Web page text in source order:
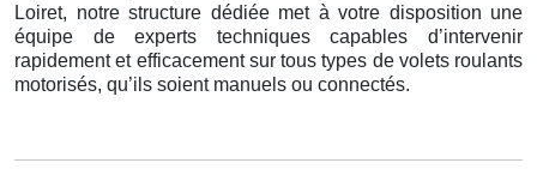
Loiret, notre structure dédiée met à votre disposition une
équipe de experts techniques capables d’intervenir
rapidement et efficacement sur tous types de volets roulants
motorisés, qu’ils soient manuels ou connectés.